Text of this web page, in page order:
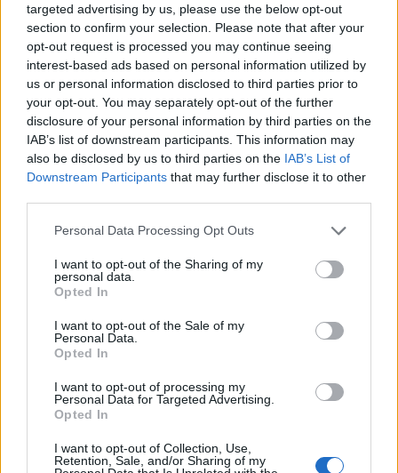
targeted advertising by us, please use the below opt-out
section to confirm your selection. Please note that after your
opt-out request is processed you may continue seeing
interest-based ads based on personal information utilized by
us or personal information disclosed to third parties prior to
your opt-out. You may separately opt-out of the further
disclosure of your personal information by third parties on the
IAB’s list of downstream participants. This information may
also be disclosed by us to third parties on the IAB’s List of
Downstream Participants that may further disclose it to other
Please note that this website/app uses one or more Google
not limited to your visit or usage behaviour. You may click to
grant or deny consent to Google and its third-party tags to
use your data for below specified purposes in below Google
consent section.
Personal Data Processing Opt Outs
I want to opt-out of the Sharing of my
personal data.
Opted In
I want to opt-out of the Sale of my
Personal Data.
Opted In
I want to opt-out of processing my
Personal Data for Targeted Advertising.
Opted In
I want to opt-out of Collection, Use,
Retention, Sale, and/or Sharing of my
felüljárón
A tartós nyári hőség jelentős kihívás elé állítja a KM Építőt,
árnyékában?
Elkészült a Liszt Ferenc repülőtér